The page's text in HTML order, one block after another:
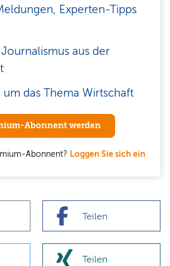
Experten-Tipps
aus der
um das Thema Wirtschaft
Abonnent werden
Abonnent? Loggen Sie sich ein
Teilen
Teilen